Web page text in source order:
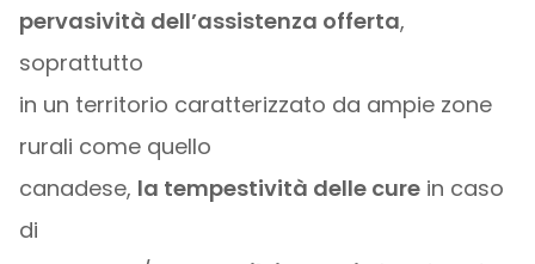
pervasività dell’assistenza offerta,
soprattutto
in un territorio caratterizzato da ampie zone
rurali come quello
canadese, la tempestività delle curein caso
di